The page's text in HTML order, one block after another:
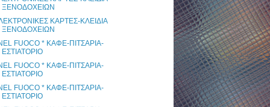
ΞΕΝΟΔΟΧΕΙΩΝ
ΚΑΡΤΕΣ-ΚΛΕΙΔΙΑ
ΞΕΝΟΔΟΧΕΙΩΝ
FUOCO * ΚΑΦΕ-ΠΙΤΣΑΡΙΑ-
ΕΣΤΙΑΤΟΡΙΟ
FUOCO * ΚΑΦΕ-ΠΙΤΣΑΡΙΑ-
ΕΣΤΙΑΤΟΡΙΟ
FUOCO * ΚΑΦΕ-ΠΙΤΣΑΡΙΑ-
ΕΣΤΙΑΤΟΡΙΟ